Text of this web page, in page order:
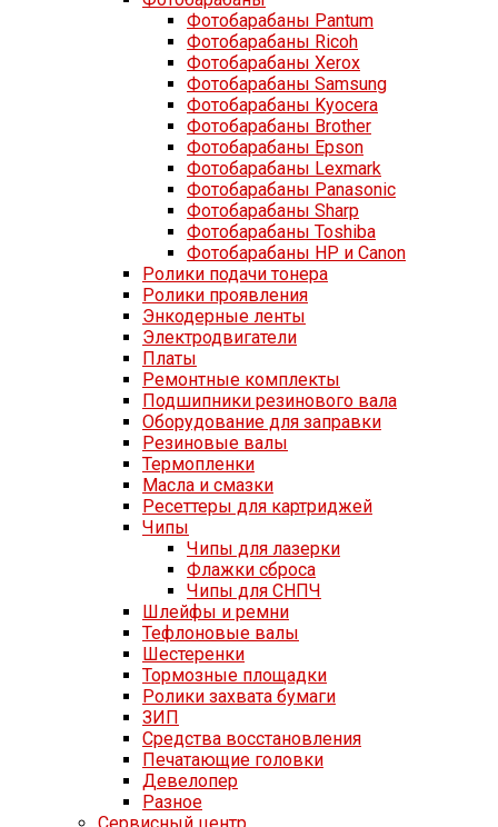
Фотобарабаны Pantum
Фотобарабаны Ricoh
Фотобарабаны Xerox
Фотобарабаны Samsung
Фотобарабаны Kyocera
Фотобарабаны Brother
Фотобарабаны Epson
Фотобарабаны Lexmark
Фотобарабаны Panasonic
Фотобарабаны Sharp
Фотобарабаны Toshiba
Фотобарабаны HP и Canon
Ролики подачи тонера
Ролики проявления
Энкодерные ленты
Электродвигатели
Платы
Ремонтные комплекты
Подшипники резинового вала
Оборудование для заправки
Резиновые валы
Термопленки
Масла и смазки
Ресеттеры для картриджей
Чипы
Чипы для лазерки
Флажки сброса
Чипы для СНПЧ
Шлейфы и ремни
Тефлоновые валы
Шестеренки
Тормозные площадки
Ролики захвата бумаги
ЗИП
Средства восстановления
Печатающие головки
Девелопер
Разное